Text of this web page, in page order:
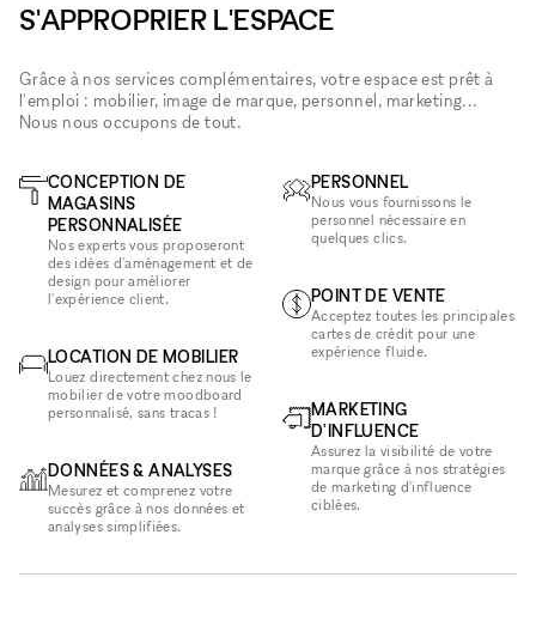
S'APPROPRIER L'ESPACE
Grâce à nos services complémentaires, votre espace est prêt à
l'emploi : mobilier, image de marque, personnel, marketing...
Nous nous occupons de tout.
CONCEPTION DE
MAGASINS
PERSONNALISÉE
Nos experts vous proposeront
des idées d'aménagement et de
design pour améliorer
l'expérience client.
LOCATION DE MOBILIER
Louez directement chez nous le
mobilier de votre moodboard
personnalisé, sans tracas !
DONNÉES & ANALYSES
Mesurez et comprenez votre
succès grâce à nos données et
analyses simplifiées.
PERSONNEL
Nous vous fournissons le
personnel nécessaire en
quelques clics.
POINT DE VENTE
Acceptez toutes les principales
cartes de crédit pour une
expérience fluide.
MARKETING
D'INFLUENCE
Assurez la visibilité de votre
marque grâce à nos stratégies
de marketing d'influence
ciblées.